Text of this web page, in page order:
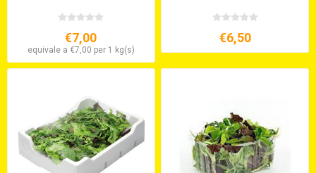
€7,00
equivale a €7,00 per 1 kg(s)
€6,50